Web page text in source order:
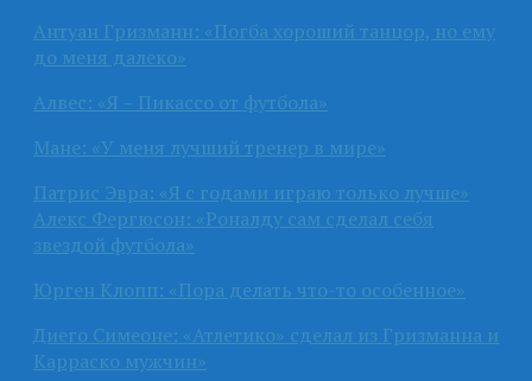
Антуан Гризманн: «Погба хороший танцор, но ему
до меня далеко»
Алвес: «Я – Пикассо от футбола»
Мане: «У меня лучший тренер в мире»
Патрис Эвра: «Я с годами играю только лучше»
Алекс Фергюсон: «Роналду сам сделал себя
звездой футбола»
Юрген Клопп: «Пора делать что-то особенное»
Диего Симеоне: «Атлетико» сделал из Гризманна и
Карраско мужчин»